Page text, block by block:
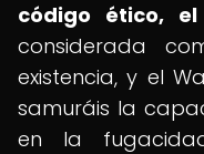
código ético, el
considerada
existencia, y el
samuráis la
en la